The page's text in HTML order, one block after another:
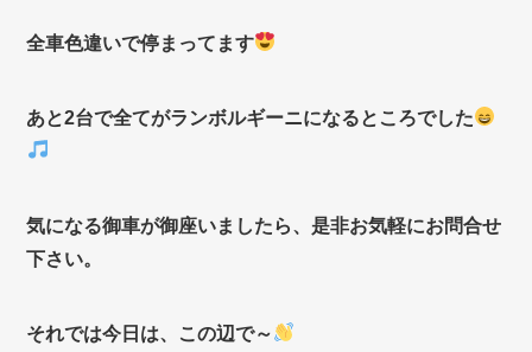
全車色違いで停まってます
あと2台で全てがランボルギーニになるところでした
気になる御車が御座いましたら、是非お気軽にお問合せ
下さい。
それでは今日は、この辺で～